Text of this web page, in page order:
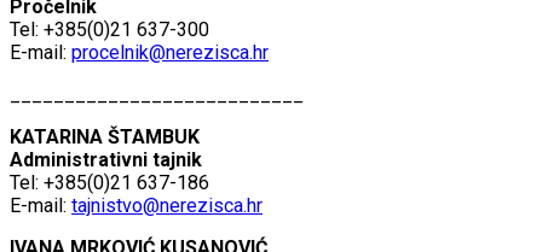
Pročelnik
Tel: +385(0)21 637-300
E-mail: procelnik@nerezisca.hr
KATARINA ŠTAMBUK
Administrativni tajnik
Tel: +385(0)21 637-186
E-mail: tajnistvo@nerezisca.hr